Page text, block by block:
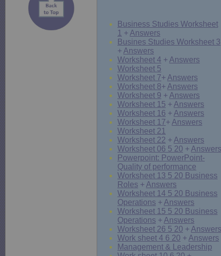
Business Studies Worksheet
1 + Answers
Busines Studies Worksheet 3
+ Answers
Worksheet 4 + Answers
Worksheet 5
Worksheet 7+ Answers
Worksheet 8+ Answers
Worksheet 9 + Answers
Worksheet 15 + Answers
Worksheet 16 + Answers
Worksheet 17+ Answers
Worksheet 21
Worksheet 22 + Answers
Worksheet 06 5 20 + Answers
Powerpoint: PowerPoint-
Quality of performance
Worksheet 13 5 20 Business
Roles + Answers
Worksheet 14 5 20 Business
Operations + Answers
Worksheet 15 5 20 Business
Operations + Answers
Worksheet 26 5 20 + Answers
Work sheet 4 6 20 + Answers
Management & Leadership